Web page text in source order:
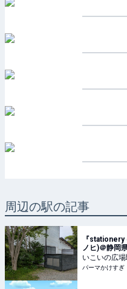
周辺の駅の記事
『
ノヒ)＠静岡
いこいの広場
パーマかけすぎ